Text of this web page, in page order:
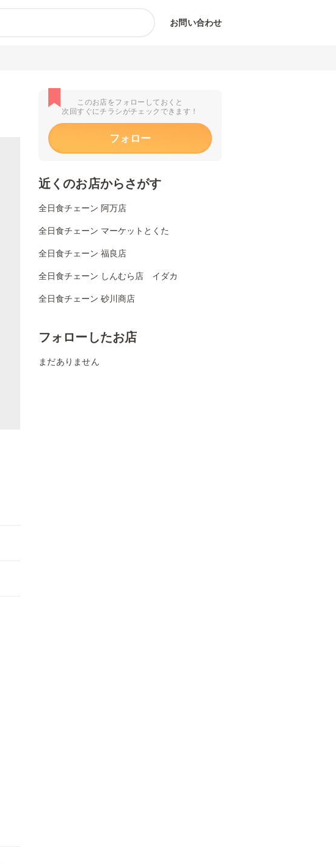
お問い合わせ
このお店をフォローしておくと
次回すぐにチラシがチェックできます！
フォロー
近くのお店からさがす
全日食チェーン 阿万店
全日食チェーン マーケットとくた
全日食チェーン 福良店
全日食チェーン しんむら店 イダカ
全日食チェーン 砂川商店
フォローしたお店
まだありません